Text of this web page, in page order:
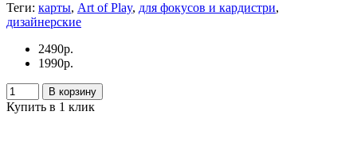
Теги: карты, Art of Play, для фокусов и кардистри,
дизайнерские
2490р.
1990р.
В корзину
Купить в 1 клик